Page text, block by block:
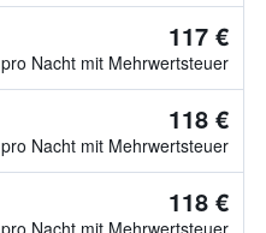
117 €
pro Nacht mit Mehrwertsteuer
118 €
pro Nacht mit Mehrwertsteuer
118 €
pro Nacht mit Mehrwertsteuer